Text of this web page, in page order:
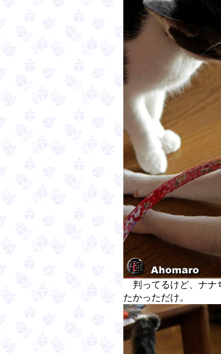
判ってるけど、ナナ
たかっただけ。